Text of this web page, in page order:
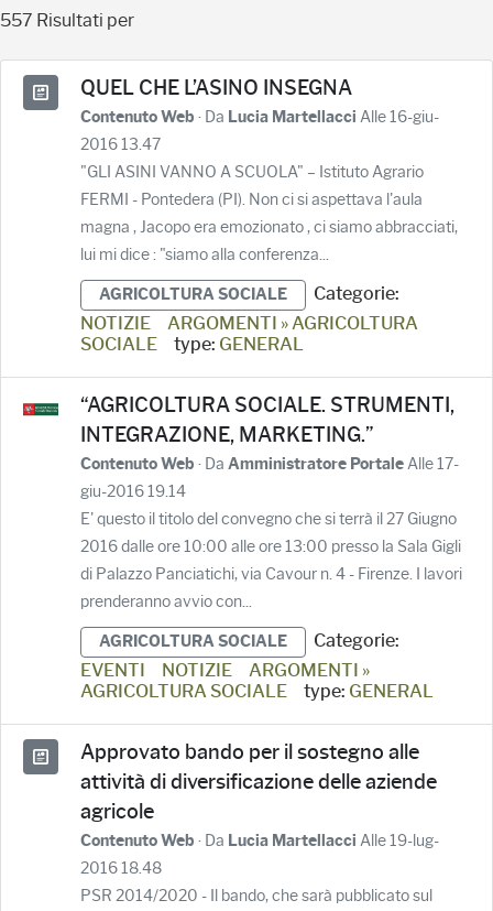
557 Risultati per
QUEL CHE L’ASINO INSEGNA
Contenuto Web · Da Lucia Martellacci Alle 16-giu-
2016 13.47
"GLI ASINI VANNO A SCUOLA" – Istituto Agrario
FERMI - Pontedera (PI). Non ci si aspettava l'aula
magna , Jacopo era emozionato , ci siamo abbracciati,
lui mi dice : "siamo alla conferenza...
AGRICOLTURA SOCIALE
Categorie:
NOTIZIE
ARGOMENTI » AGRICOLTURA
SOCIALE
type: GENERAL
“AGRICOLTURA SOCIALE. STRUMENTI,
INTEGRAZIONE, MARKETING.”
Contenuto Web · Da Amministratore PortaleAlle 17-
giu-2016 19.14
E' questo il titolo del convegno che si terrà il 27 Giugno
2016 dalle ore 10:00 alle ore 13:00 presso la Sala Gigli
di Palazzo Panciatichi, via Cavour n. 4 - Firenze. I lavori
prenderanno avvio con...
AGRICOLTURA SOCIALE
Categorie:
EVENTI
NOTIZIE
ARGOMENTI »
AGRICOLTURA SOCIALE
type: GENERAL
Approvato bando per il sostegno alle
attività di diversificazione delle aziende
agricole
Contenuto Web · Da Lucia Martellacci Alle 19-lug-
2016 18.48
PSR 2014/2020 - Il bando, che sarà pubblicato sul